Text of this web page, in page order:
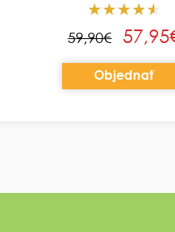
149,70€
Objednať